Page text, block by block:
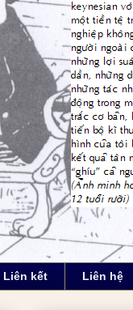
Liên kết Liên hệ